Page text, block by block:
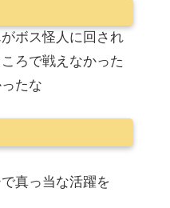
ボス怪人に回され
ろで戦えなかった
たな
真っ当な活躍を